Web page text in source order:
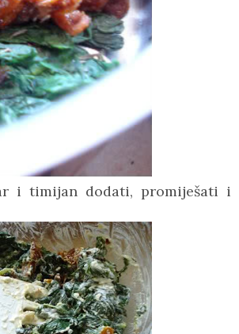
i timijan dodati, promiješati